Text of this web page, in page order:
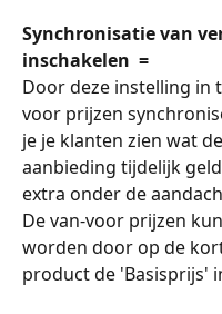
Synchronisatie van
inschakelen  =
Door deze instelling in
voor prijzen
je je klanten zien wat
aanbieding tijdelijk
extra onder de
De van-voor prijzen
worden door op de
product de 'Basisprijs'